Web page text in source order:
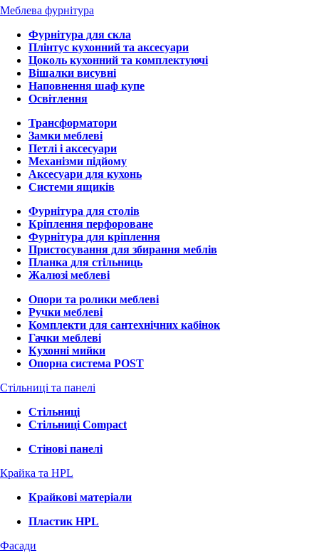
Меблева фурнітура
Фурнітура для скла
Плінтус кухонний та аксесуари
Цоколь кухонний та комплектуючі
Вішалки висувні
Наповнення шаф купе
Освітлення
Трансформатори
Замки меблеві
Петлі і аксесуари
Механізми підйому
Аксесуари для кухонь
Системи ящиків
Фурнітура для столів
Кріплення перфороване
Фурнітура для кріплення
Пристосування для збирання меблів
Планка для стільниць
Жалюзі меблеві
Опори та ролики меблеві
Ручки меблеві
Комплекти для сантехнічних кабінок
Гачки меблеві
Кухонні мийки
Опорна система POST
Стільниці та панелі
Стільниці
Стільниці Compact
Стінові панелі
Крайка та HPL
Крайкові матеріали
Пластик HPL
Фасади